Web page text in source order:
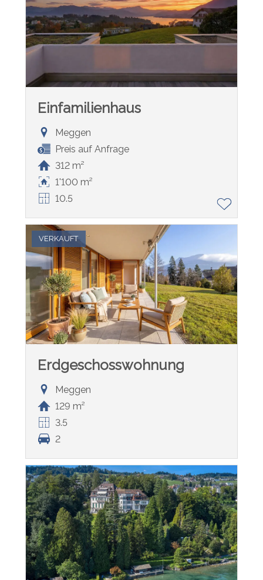
Einfamilienhaus
Meggen
Preis auf Anfrage
312 m²
1'100 m²
10.5
VERKAUFT
Erdgeschosswohnung
Meggen
129 m²
3.5
2